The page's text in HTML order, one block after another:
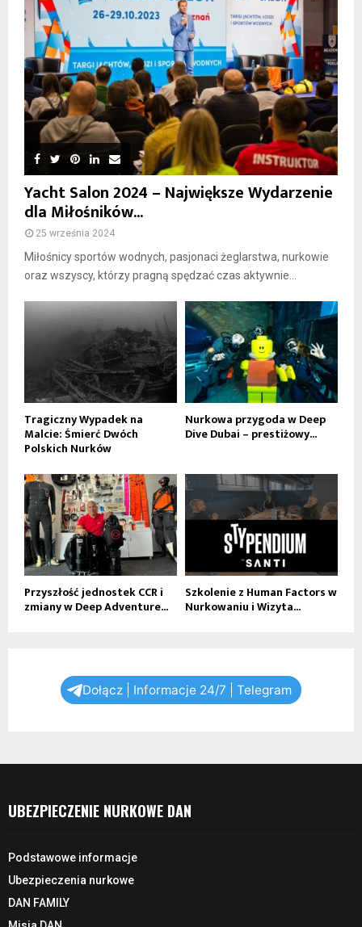
Yacht Salon 2024 – Największe Wydarzenie
dla Miłośników...
25 września 2024
Miłośnicy sportów wodnych, pasjonaci żeglarstwa, nurkowie
oraz wszyscy, którzy pragną spędzać czas aktywnie...
Tragiczny Wypadek na
Malcie: Śmierć Dwóch
Polskich Nurków
Nurkowa przygoda w Deep
Dive Dubai – prestiżowy...
Przyszłość jednostek CCR i
zmiany w Deep Adventure...
Szkolenie z Human Factors w
Nurkowaniu i Wizyta...
Dołącz | Informacje 24/7 | Telegram
UBEZPIECZENIE NURKOWE DAN
Podstawowe informacje
Ubezpieczenia nurkowe
DAN FAMILY